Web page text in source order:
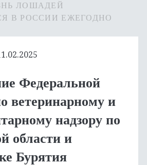
ЛОШАДЕЙ
В РОССИИ ЕЖЕГОДНО
Федеральной
ветеринарному и
надзору по
области и
Бурятия